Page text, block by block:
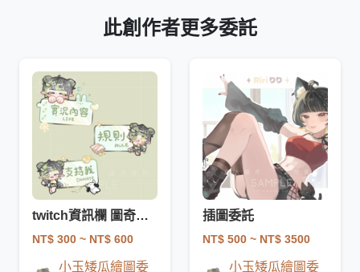
此創作者更多委託
twitch資訊欄 圖奇資訊欄
NT$ 300 ~ NT$ 600
小玉矮瓜繪圖委
插圖委託
NT$ 500 ~ NT$ 3500
小玉矮瓜繪圖委